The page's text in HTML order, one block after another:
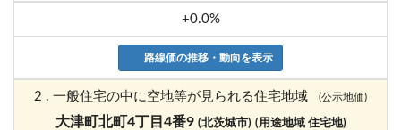
+0.0%
路線価の推移・動向を表示
2 . 一般住宅の中に空地等が見られる住宅地域 (公示地価)
大津町北町4丁目4番9 (北茨城市) (用途地域 住宅地)